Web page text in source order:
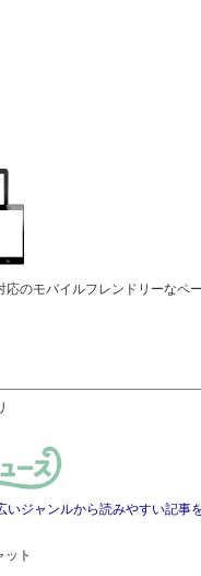
応のモバイルフレンドリーなペ
いジャンルから読みやすい記事
ット